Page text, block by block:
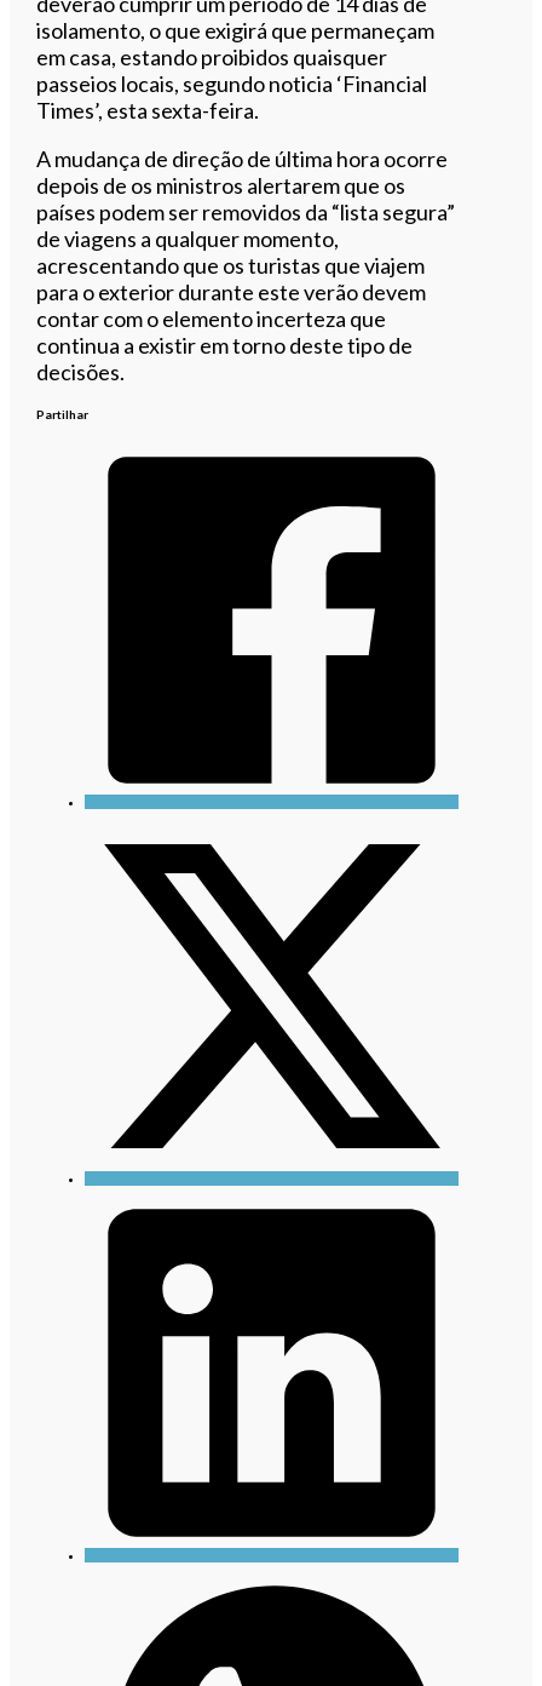
isolamento, o que exigirá que permaneçam
em casa, estando proibidos quaisquer
passeios locais, segundo noticia ‘Financial
Times’, esta sexta-feira.
A mudança de direção de última hora ocorre
depois de os ministros alertarem que os
países podem ser removidos da “lista segura”
de viagens a qualquer momento,
acrescentando que os turistas que viajem
para o exterior durante este verão devem
contar com o elemento incerteza que
continua a existir em torno deste tipo de
decisões.
Partilhar